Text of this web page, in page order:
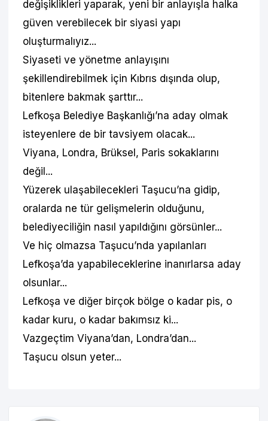
değişiklikleri yaparak, yeni bir anlayışla halka
güven verebilecek bir siyasi yapı
oluşturmalıyız...
Siyaseti ve yönetme anlayışını
şekillendirebilmek için Kıbrıs dışında olup,
bitenlere bakmak şarttır...
Lefkoşa Belediye Başkanlığı’na aday olmak
isteyenlere de bir tavsiyem olacak...
Viyana, Londra, Brüksel, Paris sokaklarını
değil...
Yüzerek ulaşabilecekleri Taşucu’na gidip,
oralarda ne tür gelişmelerin olduğunu,
belediyeciliğin nasıl yapıldığını görsünler...
Ve hiç olmazsa Taşucu’nda yapılanları
Lefkoşa’da yapabileceklerine inanırlarsa aday
olsunlar...
Lefkoşa ve diğer birçok bölge o kadar pis, o
kadar kuru, o kadar bakımsız ki...
Vazgeçtim Viyana’dan, Londra’dan...
Taşucu olsun yeter...